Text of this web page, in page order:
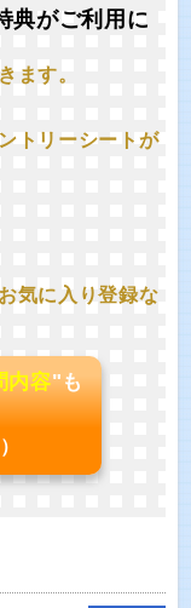
典がご利用に
ます。
トリーシートが
気に入り登録な
内容"も